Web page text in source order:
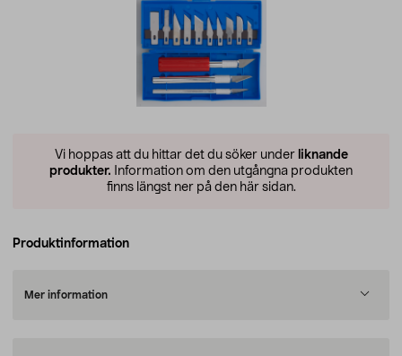
Vi hoppas att du hittar det du söker under liknande
produkter. Information om den utgångna produkten
finns längst ner på den här sidan.
Produktinformation
Mer information